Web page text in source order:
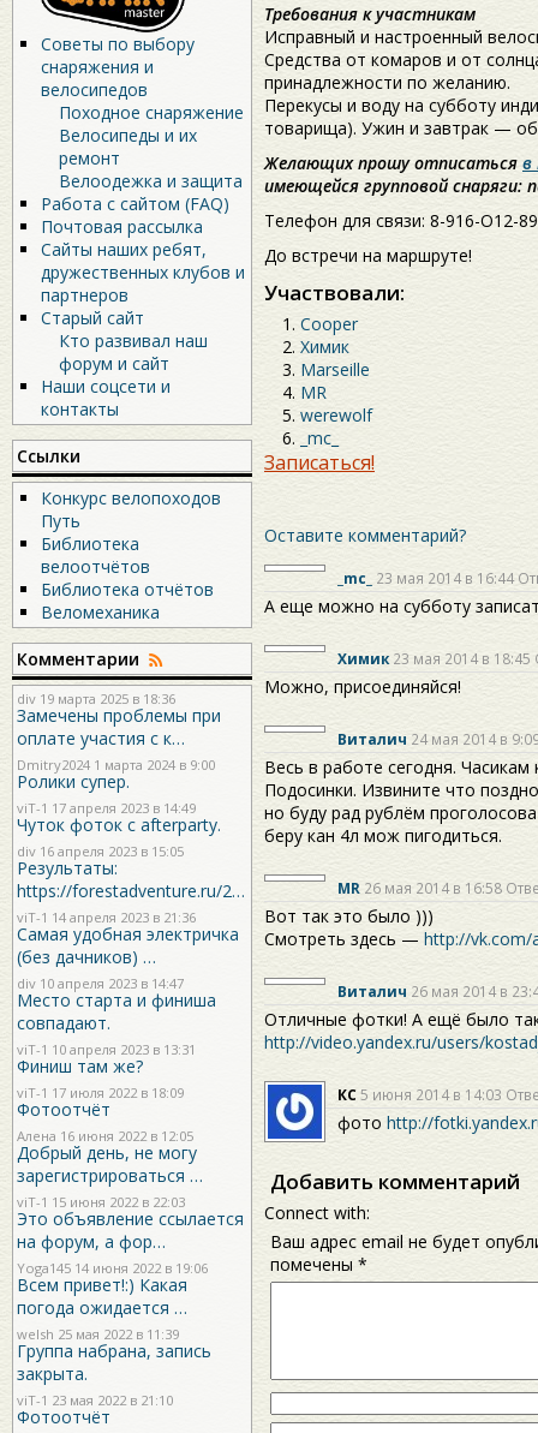
Советы по выбору
снаряжения и
велосипедов
Походное снаряжение
Велосипеды и их
ремонт
Велоодежка и защита
Работа с сайтом (FAQ)
Почтовая рассылка
Сайты наших ребят,
дружественных клубов и
партнеров
Старый сайт
Кто развивал наш
форум и сайт
Наши соцсети и
контакты
Ссылки
Конкурс велопоходов
Путь
Библиотека
велоотчётов
Библиотека отчётов
Веломеханика
Комментарии
div 19 марта 2025 в 18:36
Замечены проблемы при
оплате участия с к…
Dmitry2024 1 марта 2024 в 9:00
Ролики супер.
viT-1 17 апреля 2023 в 14:49
Чуток фоток с afterparty.
div 16 апреля 2023 в 15:05
Результаты:
https://forestadventure.ru/2…
viT-1 14 апреля 2023 в 21:36
Самая удобная электричка
(без дачников) …
div 10 апреля 2023 в 14:47
Место старта и финиша
совпадают.
viT-1 10 апреля 2023 в 13:31
Финиш там же?
viT-1 17 июля 2022 в 18:09
Фотоотчёт
Алена 16 июня 2022 в 12:05
Добрый день, не могу
зарегистрироваться …
viT-1 15 июня 2022 в 22:03
Это объявление ссылается
на форум, а фор…
Yoga145 14 июня 2022 в 19:06
Всем привет!:) Какая
погода ожидается …
welsh 25 мая 2022 в 11:39
Группа набрана, запись
закрыта.
viT-1 23 мая 2022 в 21:10
Фотоотчёт
Требования к участникам
Исправный и настроенный
Средства от комаров и от
принадлежности по желанию.
Перекусы и воду на субботу
товарища). Ужин и завтрак —
Желающих прошу отписаться в
имеющейся групповой
Телефон для связи: 8-916-О12-
До встречи на маршруте!
Участвовали:
Cooper
Химик
Marseille
MR
werewolf
_mc_
Записаться!
Оставите комментарий?
_mc_ 23 мая 2014 в 16:44
А еще можно на субботу
Химик 23 мая 2014 в 18:45
Можно, присоединяйся!
Виталич 24 мая 2014 в
Весь в работе сегодня.
Подосинки. Извините что
но буду рад рублём
беру кан 4л мож пигодиться.
MR 26 мая 2014 в 16:58
Вот так это было )))
Смотреть здесь — http://vk.com/
Виталич 26 мая 2014 в
Отличные фотки! А ещё было
http://video.yandex.ru/users/
КС5 июня 2014 в 14:03
фото http://
Добавить комментарий
Connect with:
Ваш адрес email не будет
помечены *